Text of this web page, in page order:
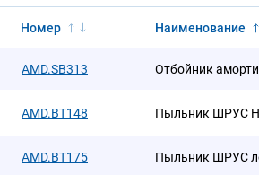
Номер Наименование
AMD.SB313 Отбойник
AMD.BT148 Пыльник ШРУС
AMD.BT175 Пыльник ШРУС